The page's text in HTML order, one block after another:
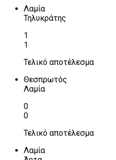
Λαμία
Τηλυκράτης
1
1
Τελικό αποτέλεσμα
Θεσπρωτός
Λαμία
0
0
Τελικό αποτέλεσμα
Λαμία